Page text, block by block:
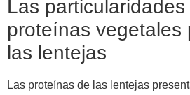
Las
proteínas vegetales
las lentejas
Las proteínas de las lentejas